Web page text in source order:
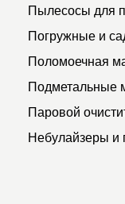
Пылесосы для
Погружные и
Поломоечная
Подметальные
Паровой
Небулайзеры и